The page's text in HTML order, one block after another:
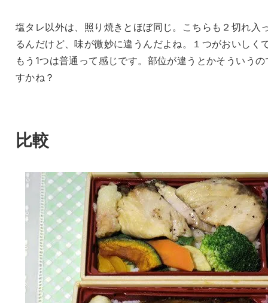
塩タレ以外は、照り焼きとほぼ同じ。こちらも２切れ入
るんだけど、味が微妙に違うんだよね。１つがおいしく
もう1つは普通って感じです。部位が違うとかそういうの
すかね？
比較